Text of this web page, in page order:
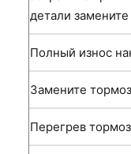
детали замените
Полный износ
Замените
Перегрев